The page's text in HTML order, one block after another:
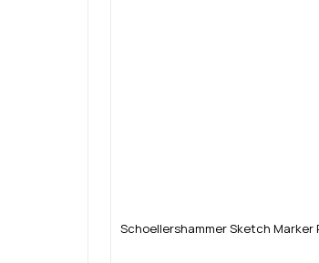
Schoellershammer Sketch Marker